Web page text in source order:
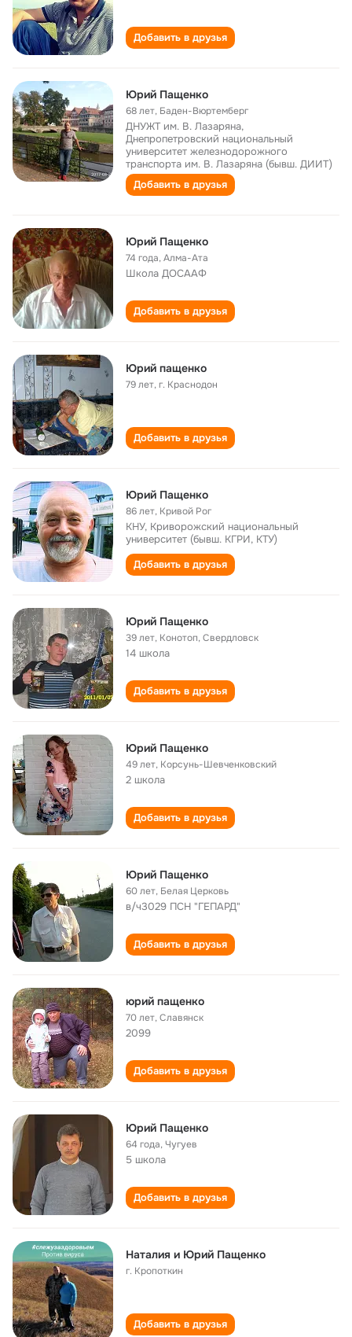
Добавить в друзья
Юрий Пащенко
68 лет, Баден-Вюртемберг
ДНУЖТ им. В. Лазаряна,
Днепропетровский национальный
университет железнодорожного
транспорта им. В. Лазаряна (бывш. ДИИТ)
Добавить в друзья
Юрий Пащенко
74 года,Алма-Ата
Школа ДОСААФ
Добавить в друзья
Юрий пащенко
79 лет,г. Краснодон
Добавить в друзья
Юрий Пащенко
86 лет, Кривой Рог
КНУ, Криворожский национальный
университет (бывш. КГРИ, КТУ)
Добавить в друзья
Юрий Пащенко
39 лет, Конотоп, Свердловск
14 школа
Добавить в друзья
Юрий Пащенко
49 лет, Корсунь-Шевченковский
2 школа
Добавить в друзья
Юрий Пащенко
60 лет, Белая Церковь
в/ч3029 ПСН "ГЕПАРД"
Добавить в друзья
юрий пащенко
70 лет,Славянск
2099
Добавить в друзья
Юрий Пащенко
64 года,Чугуев
5 школа
Добавить в друзья
Наталия и Юрий Пащенко
г. Кропоткин
Добавить в друзья